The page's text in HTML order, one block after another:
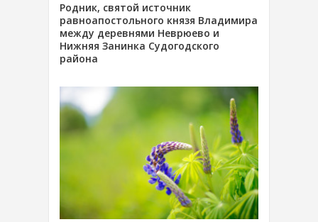
Родник, святой источник
равноапостольного князя Владимира
между деревнями Неврюево и
Нижняя Занинка Судогодского
района